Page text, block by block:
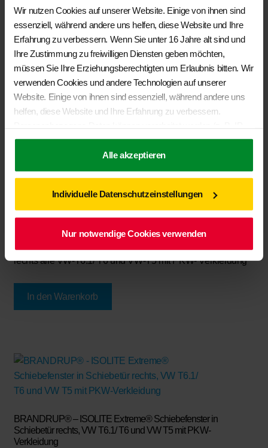
Wir nutzen Cookies auf unserer Website. Einige von ihnen sind
essenziell, während andere uns helfen, diese Website und Ihre
Erfahrung zu verbessern. Wenn Sie unter 16 Jahre alt sind und
Ihre Zustimmung zu freiwilligen Diensten geben möchten,
müssen Sie Ihre Erziehungsberechtigten um Erlaubnis bitten. Wir
verwenden Cookies und andere Technologien auf unserer
Website. Einige von ihnen sind essenziell, während andere uns
helfen, diese Website und Ihre Erfahrung zu verbessern.
Adressen), z. B. für personalisierte Anzeigen und Inhalte oder
Anzeigen- und Inhaltsmessung. Weitere Informationen über die
Verwendung Ihrer Daten finden Sie in unserer
Einstellungenwiderrufen oder anpassen.
Alle akzeptieren
Individuelle Datenschutzeinstellungen
Nur notwendige Cookies verwenden
In den Warenkorb
Ähnliche Produkte
BRANDRUP® – ISOLITE Extreme® Seitenfenster (starr)
Schiebetür rechts, VW T6.1/ T6 und VW T5 mit PKW-
€84,50
rechts alle VW-T6.1/ T6 und VW-T5 mit PKW- Verkleidung
In den Warenkorb
BRANDRUP® – ISOLITE Extreme® Schiebefenster in
Schiebetür rechts, VW T6.1/ T6 und VW T5 mit PKW-
Verkleidung